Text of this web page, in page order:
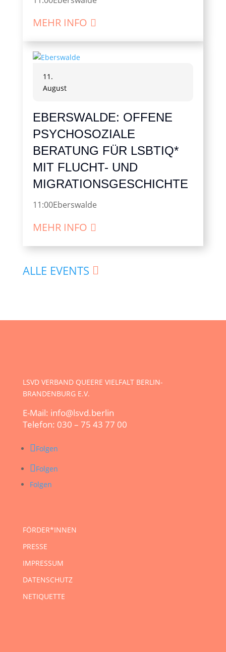
MEHR INFO
11.
August
EBERSWALDE: OFFENE
PSYCHOSOZIALE
BERATUNG FÜR LSBTIQ*
MIT FLUCHT- UND
MIGRATIONSGESCHICHTE
11:00Eberswalde
MEHR INFO
ALLE EVENTS
LSVD VERBAND QUEERE VIELFALT BERLIN-
BRANDENBURG E.V.
E-Mail: info@lsvd.berlin
Telefon: 030 – 75 43 77 00
Folgen
Folgen
Folgen
FÖRDER*INNEN
PRESSE
IMPRESSUM
DATENSCHUTZ
NETIQUETTE